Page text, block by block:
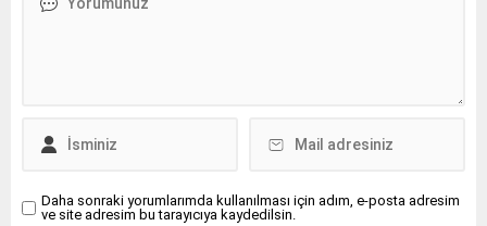
Daha sonraki yorumlarımda kullanılması için adım, e-posta adresim
ve site adresim bu tarayıcıya kaydedilsin.